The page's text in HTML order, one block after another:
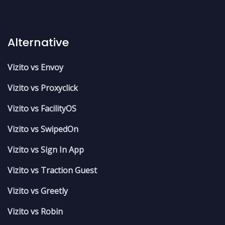
Alternative
Vizito vs Envoy
Vizito vs Proxyclick
Vizito vs FacilityOS
Vizito vs SwipedOn
Vizito vs Sign In App
Vizito vs Traction Guest
Vizito vs Greetly
Vizito vs Robin